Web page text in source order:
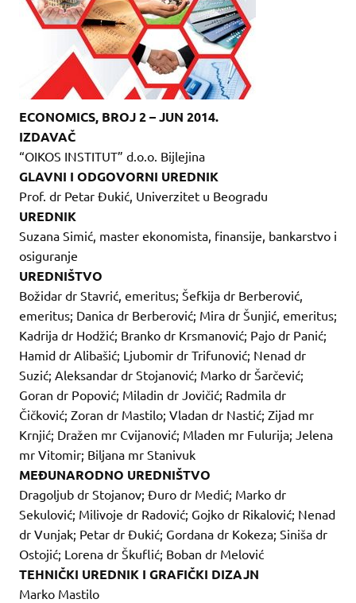
ECONOMICS, BROJ 2 – JUN 2014.
IZDAVAČ
“OIKOS INSTITUT” d.o.o. Bijlejina
GLAVNI I ODGOVORNI UREDNIK
Prof. dr Petar Đukić, Univerzitet u Beogradu
UREDNIK
Suzana Simić, master ekonomista, finansije, bankarstvo i
osiguranje
UREDNIŠTVO
Božidar dr Stavrić, emeritus; Šefkija dr Berberović,
emeritus; Danica dr Berberović; Mira dr Šunjić, emeritus;
Kadrija dr Hodžić; Branko dr Krsmanović; Pajo dr Panić;
Hamid dr Alibašić; Ljubomir dr Trifunović; Nenad dr
Suzić; Aleksandar dr Stojanović; Marko dr Šarčević;
Goran dr Popović; Miladin dr Jovičić; Radmila dr
Čičković; Zoran dr Mastilo; Vladan dr Nastić; Zijad mr
Krnjić; Dražen mr Cvijanović; Mladen mr Fulurija; Jelena
mr Vitomir; Biljana mr Stanivuk
MEĐUNARODNO UREDNIŠTVO
Dragoljub dr Stojanov; Đuro dr Medić; Marko dr
Sekulović; Milivoje dr Radović; Gojko dr Rikalović; Nenad
dr Vunjak; Petar dr Đukić; Gordana dr Kokeza; Siniša dr
Ostojić; Lorena dr Škuflić; Boban dr Melović
TEHNIČKI UREDNIK I GRAFIČKI DIZAJN
Marko Mastilo